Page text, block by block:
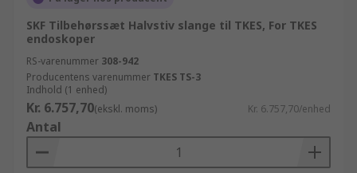
SKF Tilbehørssæt Halvstiv slange til TKES, For TKES
endoskoper
RS-varenummer 308-942
Producentens varenummer TKES TS-3
Indhold (1 enhed)
Kr. 6.757,70(ekskl. moms) Kr. 6.757,70/enhed
Antal